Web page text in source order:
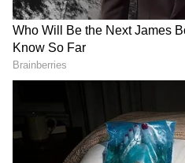
DOWNLOAD APP
ಕರ್ನಾಟಕ, ಭಾರತ (India
ಕ್ಷಣಕ್ಷಣದ ಕನ್ನಡ ಸುದ್ದಿ (